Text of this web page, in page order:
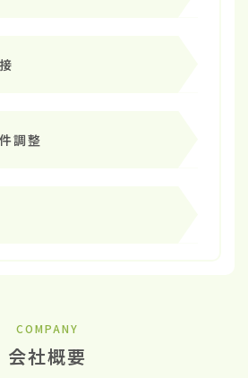
調整
COMPANY
会社概要